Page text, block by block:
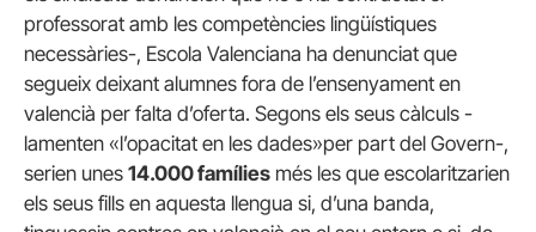
professorat amb les competències lingüístiques
necessàries-, Escola Valenciana ha denunciat que
segueix deixant alumnes fora de l’ensenyament en
valencià per falta d’oferta. Segons els seus càlculs -
lamenten «l’opacitat en les dades»per part del Govern-,
serien unes 14.000 famílies més les que escolaritzarien
els seus fills en aquesta llengua si, d’una banda,